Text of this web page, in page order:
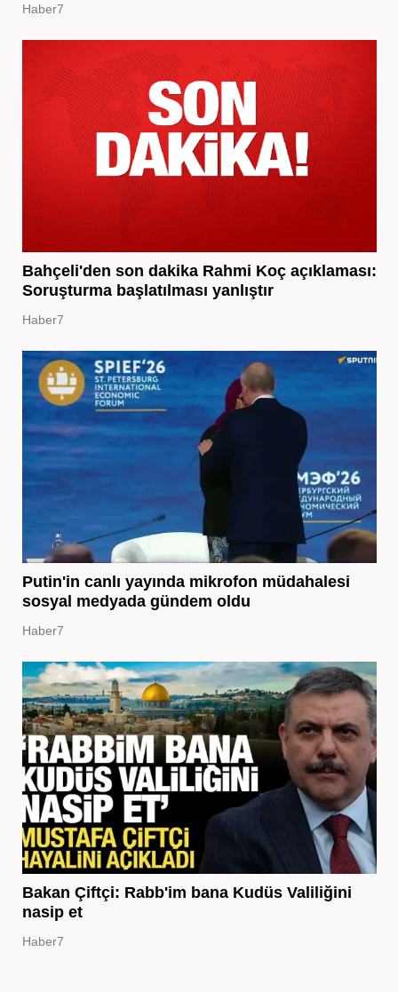
Haber7
Bahçeli'den son dakika Rahmi Koç açıklaması:
Soruşturma başlatılması yanlıştır
Haber7
Putin'in canlı yayında mikrofon müdahalesi
sosyal medyada gündem oldu
Haber7
Bakan Çiftçi: Rabb'im bana Kudüs Valiliğini
nasip et
Haber7